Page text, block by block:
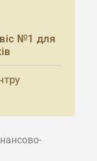
№1 для